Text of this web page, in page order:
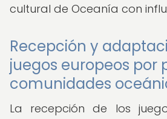
cultural de Oceanía con
Recepción y
juegos europeos por
comunidades
La recepción de los